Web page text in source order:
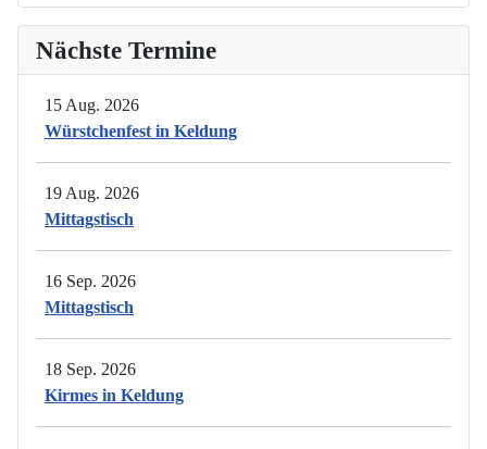
Nächste Termine
15 Aug. 2026
Würstchenfest in Keldung
19 Aug. 2026
Mittagstisch
16 Sep. 2026
Mittagstisch
18 Sep. 2026
Kirmes in Keldung